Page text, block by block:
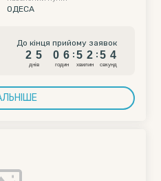
ОДЕСА
До кінця прийому заявок
2
2
5
5
днiв
0
0
6
6
годин
:
5
5
2
2
хвилин
:
5
5 3
4
секунд